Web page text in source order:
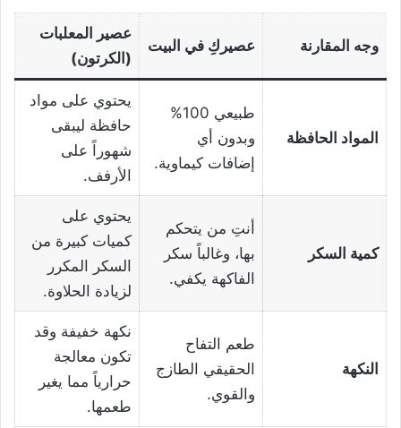
وجه المقارنة عصيركِ في البيت
عصير المعلبات
(الكرتون)
المواد الحافظة
طبيعي 100%
وبدون أي
إضافات كيماوية.
يحتوي على مواد
حافظة ليبقى
شهوراً على
الأرفف.
كمية السكر
أنتِ من يتحكم
بها، وغالباً سكر
الفاكهة يكفي.
يحتوي على
كميات كبيرة من
السكر المكرر
لزيادة الحلاوة.
النكهة
طعم التفاح
الحقيقي الطازج
والقوي.
نكهة خفيفة وقد
تكون معالجة
حرارياً مما يغير
طعمها.